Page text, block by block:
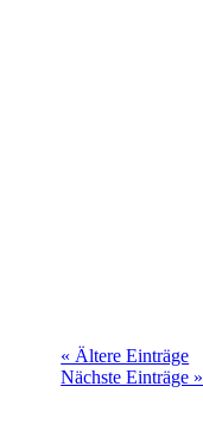
« Ältere Einträge
Nächste Einträge »